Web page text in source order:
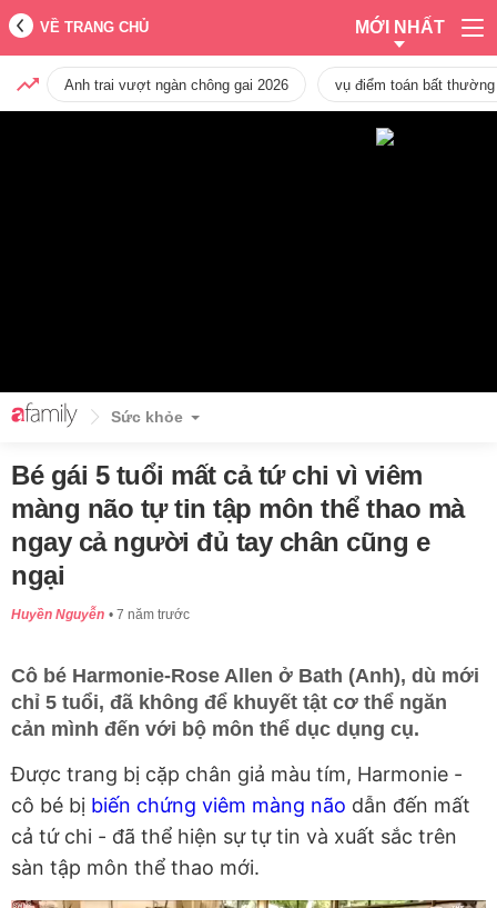
VỀ TRANG CHỦ MỚI NHẤT
Anh trai vượt ngàn chông gai 2026 vụ điểm toán bất
Sức khỏe
Bé gái 5 tuổi mất cả tứ chi vì viêm
màng não tự tin tập môn thể thao mà
ngay cả người đủ tay chân cũng e
ngại
Huyền Nguyễn 7 năm trước
Cô bé Harmonie-Rose Allen ở Bath (Anh), dù mới
chỉ 5 tuổi, đã không để khuyết tật cơ thể ngăn
cản mình đến với bộ môn thể dục dụng cụ.
Được trang bị cặp chân giả màu tím, Harmonie -
cô bé bị biến chứng viêm màng não dẫn đến mất
cả tứ chi - đã thể hiện sự tự tin và xuất sắc trên
sàn tập môn thể thao mới.